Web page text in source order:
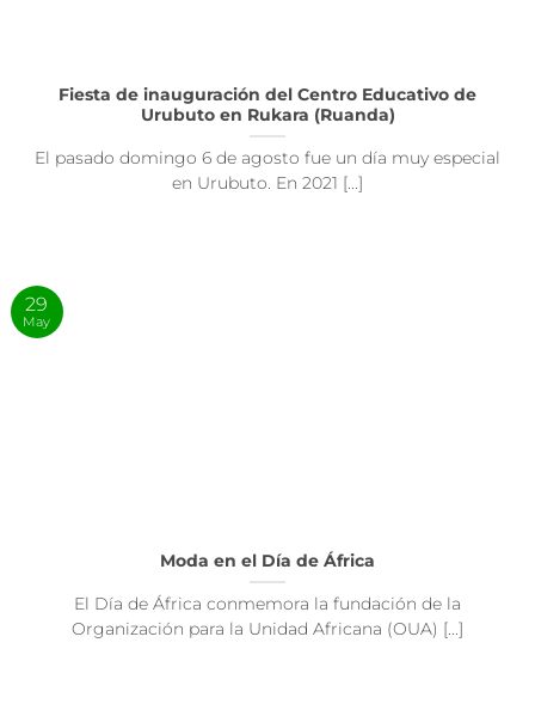
Fiesta de inauguración del Centro Educativo de
Urubuto en Rukara (Ruanda)
El pasado domingo 6 de agosto fue un día muy especial
en Urubuto. En 2021 [...]
Moda en el Día de África
El Día de África conmemora la fundación de la
Organización para la Unidad Africana (OUA) [...]
29
May